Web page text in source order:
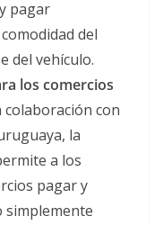
pagar
del
del vehículo.
los comercios
colaboración con
la
a los
pagar y
simplemente